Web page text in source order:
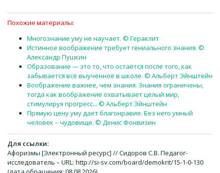
Похожие материалы:
Многознание уму не научает. © Гераклит
Истинное воображение требует гениального знания. ©
Александр Пушкин
Образование — это то, что остаётся после того, как
забывается всё выученное в школе. © Альберт Эйнштейн
Воображение важнее, чем знания. Знания ограничены,
тогда как воображение охватывает целый мир,
стимулируя прогресс... © Альберт Эйнштейн
Прямую цену уму дает благонравие. Без него умный
человек – чудовище. © Денис Фонвизин
Для ссылки:
Афоризмы [Электронный ресурс] // Сидоров С.В. Педагог-
исследователь – URL: http://si-sv.com/board/demokrit/15-1-0-130